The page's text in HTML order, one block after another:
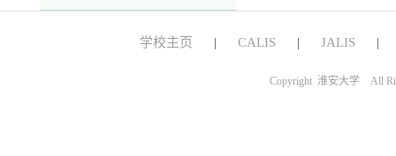
学校主页 CALIS JALIS
Copyright 淮安大学 All